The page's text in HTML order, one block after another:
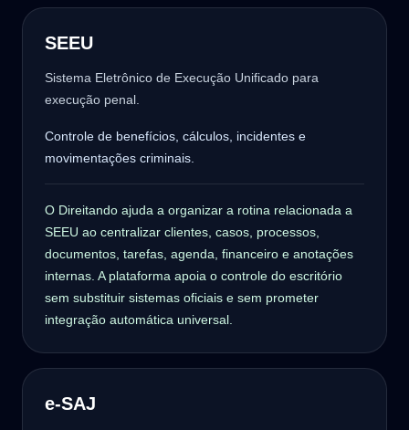
SEEU
Sistema Eletrônico de Execução Unificado para
execução penal.
Controle de benefícios, cálculos, incidentes e
movimentações criminais.
O Direitando ajuda a organizar a rotina relacionada a
SEEU ao centralizar clientes, casos, processos,
documentos, tarefas, agenda, financeiro e anotações
internas. A plataforma apoia o controle do escritório
sem substituir sistemas oficiais e sem prometer
integração automática universal.
e-SAJ